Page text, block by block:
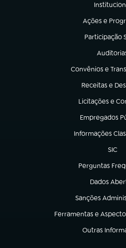
(abre em
Ações e
(abre em
Participação
(abre em
(abre em
Convênios e
(abre em nova
Receitas e
(abre em
Licitações e
(abre em nova
Empregados
(abre em nova
Informações
(abre em nova
SIC
(abre
Perguntas
(abre em nova
Dados
(abre em
Sanções
(abre em nova
Ferramentas e
(abre em nova aba)
Outras
(abre em